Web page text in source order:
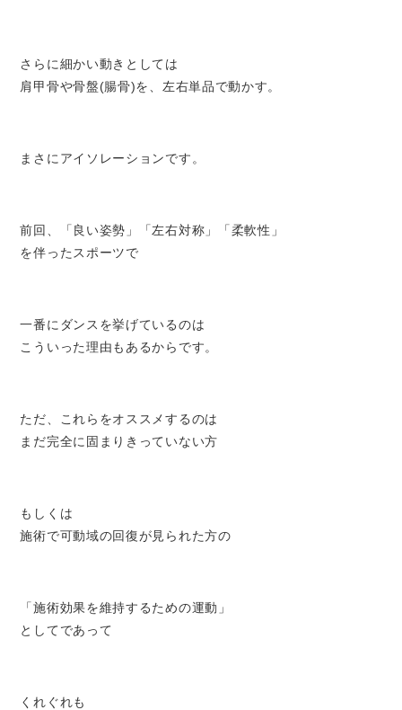
さらに細かい動きとしては
肩甲骨や骨盤(腸骨)を、左右単品で動かす。
まさにアイソレーションです。
前回、「良い姿勢」「左右対称」「柔軟性」
を伴ったスポーツで
一番にダンスを挙げているのは
こういった理由もあるからです。
ただ、これらをオススメするのは
まだ完全に固まりきっていない方
もしくは
施術で可動域の回復が見られた方の
「施術効果を維持するための運動」
としてであって
くれぐれも